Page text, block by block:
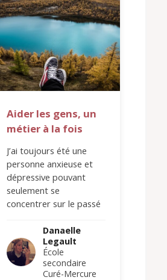
Aider les gens, un
métier à la fois
J’ai toujours été une
personne anxieuse et
dépressive pouvant
seulement se
concentrer sur le passé
ans, je suis…Danaelle
Legault
École
secondaire
Curé-Mercure